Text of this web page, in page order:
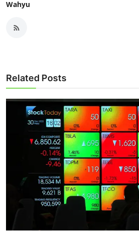
Wahyu
Related Posts